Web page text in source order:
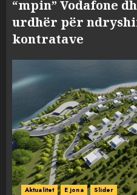
“mpin” Vodafone
urdhër për
kontratave
Aktualitet E jona Slider